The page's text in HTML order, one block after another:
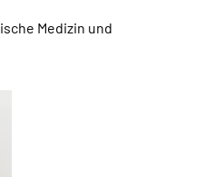
Medizin und